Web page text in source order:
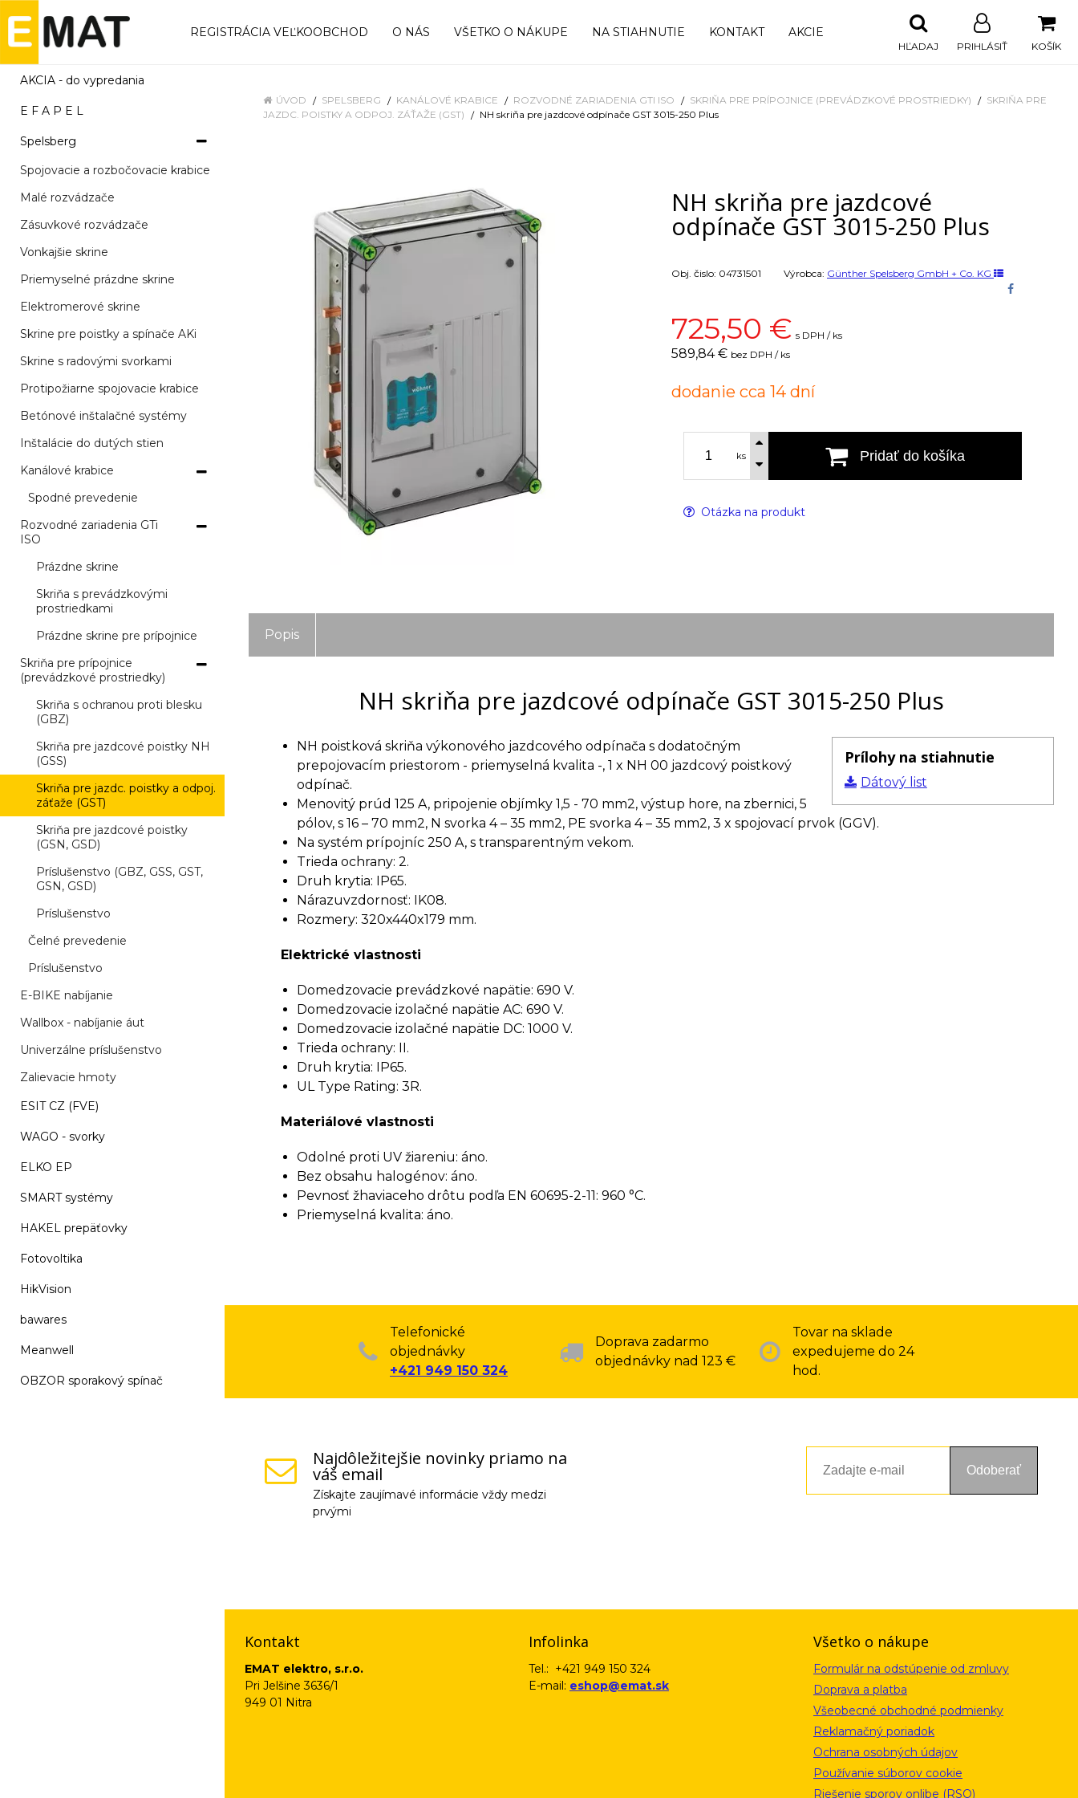
REGISTRÁCIA VEĽKOOBCHOD O NÁS VŠETKO O NÁKUPE NA STIAHNUTIE KONTAKT AKCIE
KOŠÍK
PRIHLÁSIŤ
HĽADAJ
AKCIA - do vypredania
E F A P E L
Spelsberg
Spojovacie a rozbočovacie krabice
Malé rozvádzače
Zásuvkové rozvádzače
Vonkajšie skrine
Priemyselné prázdne skrine
Elektromerové skrine
Skrine pre poistky a spínače AKi
Skrine s radovými svorkami
Protipožiarne spojovacie krabice
Betónové inštalačné systémy
Inštalácie do dutých stien
Kanálové krabice
Spodné prevedenie
Rozvodné zariadenia GTi
ISO
Prázdne skrine
Skriňa s prevádzkovými
prostriedkami
Prázdne skrine pre prípojnice
Skriňa pre prípojnice
(prevádzkové prostriedky)
Skriňa s ochranou proti blesku
(GBZ)
Skriňa pre jazdcové poistky NH
(GSS)
Skriňa pre jazdc. poistky a odpoj.
záťaže (GST)
Skriňa pre jazdcové poistky
(GSN, GSD)
Príslušenstvo (GBZ, GSS, GST,
GSN, GSD)
Príslušenstvo
Čelné prevedenie
Príslušenstvo
E-BIKE nabíjanie
Wallbox - nabíjanie áut
Univerzálne príslušenstvo
Zalievacie hmoty
ESIT CZ (FVE)
WAGO - svorky
ELKO EP
SMART systémy
HAKEL prepäťovky
Fotovoltika
HikVision
bawares
Meanwell
OBZOR sporakový spínač
ÚVOD SPELSBERG KANÁLOVÉ KRABICE ROZVODNÉ ZARIADENIA GTI ISO SKRIŇA PRE PRÍPOJNICE (PREVÁDZKOVÉ PROSTRIEDKY)
SKRIŇA PRE
JAZDC. POISTKY A ODPOJ. ZÁŤAŽE (GST)
NH skriňa pre jazdcové odpínače GST 3015-250 Plus
NH skriňa pre jazdcové
odpínače GST 3015-250 Plus
Obj. čislo: 04731501 Výrobca: Günther Spelsberg GmbH + Co. KG
725,50 € s DPH / ks
589,84 € bez DPH / ks
dodanie cca 14 dní
ks Pridať do košíka
Otázka na produkt
Popis
NH skriňa pre jazdcové odpínače GST 3015-250 Plus
Prílohy na stiahnutie
Dátový list
NH poistková skriňa výkonového jazdcového odpínača s dodatočným
prepojovacím priestorom - priemyselná kvalita -, 1 x NH 00 jazdcový poistkový
odpínač.
Menovitý prúd 125 A, pripojenie objímky 1,5 - 70 mm2, výstup hore, na zbernici, 5
pólov, s 16 – 70 mm2, N svorka 4 – 35 mm2, PE svorka 4 – 35 mm2, 3 x spojovací prvok (GGV).
Na systém prípojníc 250 A, s transparentným vekom.
Trieda ochrany: 2.
Druh krytia: IP65.
Nárazuvzdornosť: IK08.
Rozmery: 320x440x179 mm.
Elektrické vlastnosti
Domedzovacie prevádzkové napätie: 690 V.
Domedzovacie izolačné napätie AC: 690 V.
Domedzovacie izolačné napätie DC: 1000 V.
Trieda ochrany: II.
Druh krytia: IP65.
UL Type Rating: 3R.
Materiálové vlastnosti
Odolné proti UV žiareniu: áno.
Bez obsahu halogénov: áno.
Pevnosť žhaviaceho drôtu podľa EN 60695-2-11: 960 °C.
Priemyselná kvalita: áno.
Telefonické
objednávky
+421 949 150 324
Doprava zadarmo
objednávky nad 123 €
Tovar na sklade
expedujeme do 24
hod.
Najdôležitejšie novinky priamo na
váš email
Získajte zaujímavé informácie vždy medzi
prvými
Odoberať
Kontakt
EMAT elektro, s.r.o.
Pri Jelšine 3636/1
949 01 Nitra
Infolinka
Tel.: +421 949 150 324
E-mail: eshop@emat.sk
Všetko o nákupe
Formulár na odstúpenie od zmluvy
Doprava a platba
Všeobecné obchodné podmienky
Reklamačný poriadok
Ochrana osobných údajov
Používanie súborov cookie
Riešenie sporov onlibe (RSO)